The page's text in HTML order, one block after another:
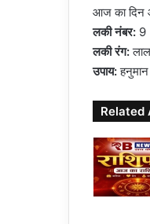
आज का दिन
लकी नंबर: 9
लकी रंग:लाल
उपाय:
Related